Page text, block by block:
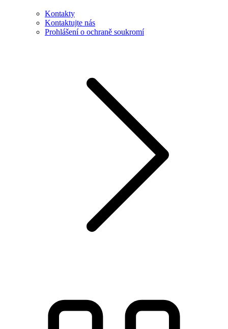
Kontakty
Kontaktujte nás
Prohlášení o ochraně soukromí